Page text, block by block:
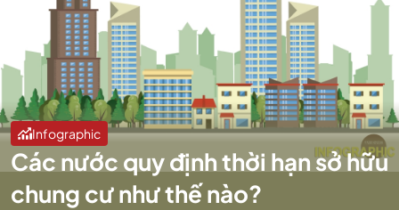
Infographic
Các nước quy định thời hạn sở hữu
chung cư như thế nào?